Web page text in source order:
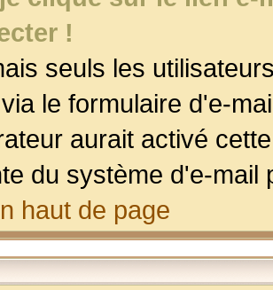
!
seuls les
le formulaire d'e-
aurait activé
du système d'e-
haut de page